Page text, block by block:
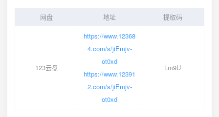
网盘 地址 提取码
123云盘
https://www.12368
4.com/s/jiEmjv-
ot0xd
https://www.12391
2.com/s/jiEmjv-
ot0xd
Lm9U